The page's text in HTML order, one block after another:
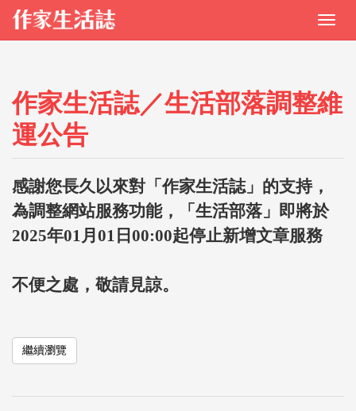
作家生活誌／生活部落調整維
運公告
感謝您長久以來對「作家生活誌」的支持，
為調整網站服務功能，「生活部落」即將於
2025年01月01日00:00起停止新增文章服務
不便之處，敬請見諒。
繼續瀏覽